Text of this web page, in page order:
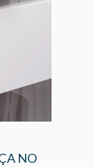
NO